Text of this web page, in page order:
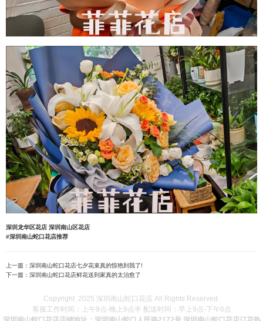
深圳龙华区花店 深圳南山区花店
#深圳南山蛇口花店推荐
上一篇： 深圳南山蛇口花店七夕花束真的惊艳到我了!
下一篇： 深圳南山蛇口花店鲜花送到家真的太治愈了
Copyright 2025 深圳南山蛇口花店 All Rights Reserved.
客服工作时间：上午9点-晚上9点半 配送时间：早上9点-下午6点